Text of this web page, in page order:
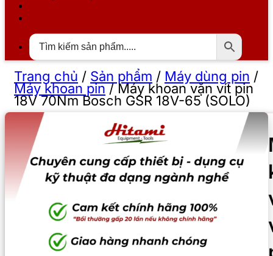
Trang chủ / Sản phẩm / Máy dùng pin /
Máy khoan pin/Máy khoan vặn vít pin
18V 70Nm Bosch GSR 18V-65 (SOLO)